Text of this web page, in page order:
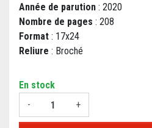
Année de parution : 2020
Nombre de pages : 208
Format : 17x24
Reliure : Broché
En stock
-
+